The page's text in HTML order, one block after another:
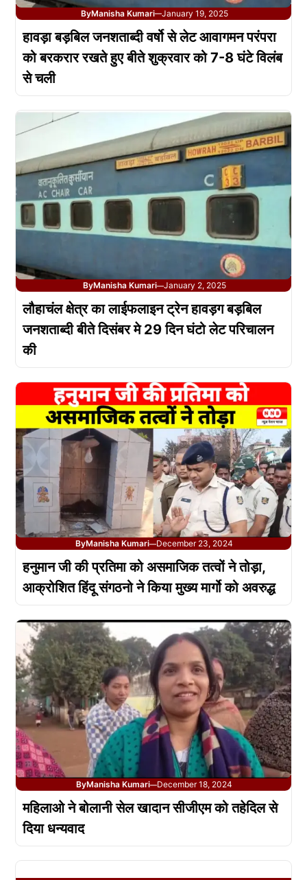
ByManisha Kumari—January 19, 2025
हावड़ा बड़बिल जनशताब्दी वर्षो से लेट आवागमन परंपरा
को बरकरार रखते हुए बीते शुक्रवार को 7-8 घंटे विलंब
से चली
ByManisha Kumari—January 2, 2025
लौहाचंल क्षेत्र का लाईफलाइन ट्रेन हावड़ग बड़बिल
जनशताब्दी बीते दिसंबर मे 29 दिन घंटो लेट परिचालन
की
ByManisha Kumari—December 23, 2024
हनुमान जी की प्रतिमा को असमाजिक तत्वों ने तोड़ा,
आक्रोशित हिंदू संगठनो ने किया मुख्य मार्गो को अवरुद्ध
ByManisha Kumari—December 18, 2024
महिलाओ ने बोलानी सेल खादान सीजीएम को तहेदिल से
दिया धन्यवाद